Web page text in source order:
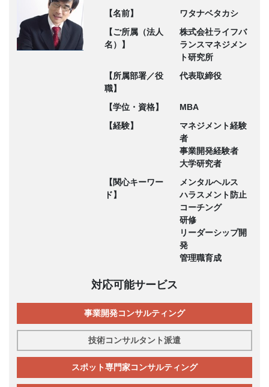
【名前】
ワタナベタカシ
【ご所属（法人
名）】
株式会社ライフバ
ランスマネジメン
ト研究所
【所属部署／役
職】
代表取締役
【学位・資格】
MBA
【経験】
マネジメント経験
者
事業開発経験者
大学研究者
【関心キーワー
ド】
メンタルヘルス
ハラスメント防止
コーチング
研修
リーダーシップ開
発
管理職育成
対応可能サービス
事業開発コンサルティング
技術コンサルタント派遣
スポット専門家コンサルティング